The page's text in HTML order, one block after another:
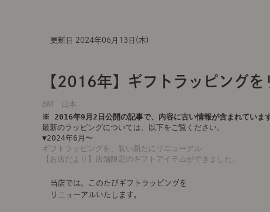
更新日 2024年06月13日(木)
【2016年】ギフトラッピングを
BM 山本
※ 2016年9月2日公開の記事で、内容に古い情報が含まれてい
最新のラッピングについては、以下をご覧ください。
▼2024年6月〜
ギフトラッピングを、装い新たにリニューアル
【お店だより】店舗限定のギフトアイテムができました。
当店では、このたびギフトラッピングを
リニューアルいたします。